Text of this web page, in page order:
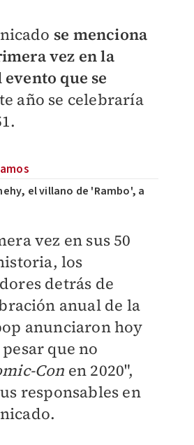
se menciona
vez en la
que se
año se celebraría
el villano de 'Rambo', a
vez en sus 50
los
detrás de
anual de la
anunciaron hoy
que no
Con en 2020",
responsables en